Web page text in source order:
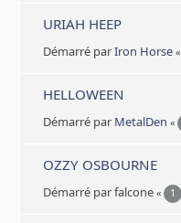
URIAH HEEP
Démarré parIron Horse «
HELLOWEEN
Démarré par MetalDen «
OZZY OSBOURNE
Démarré par falcone « 1